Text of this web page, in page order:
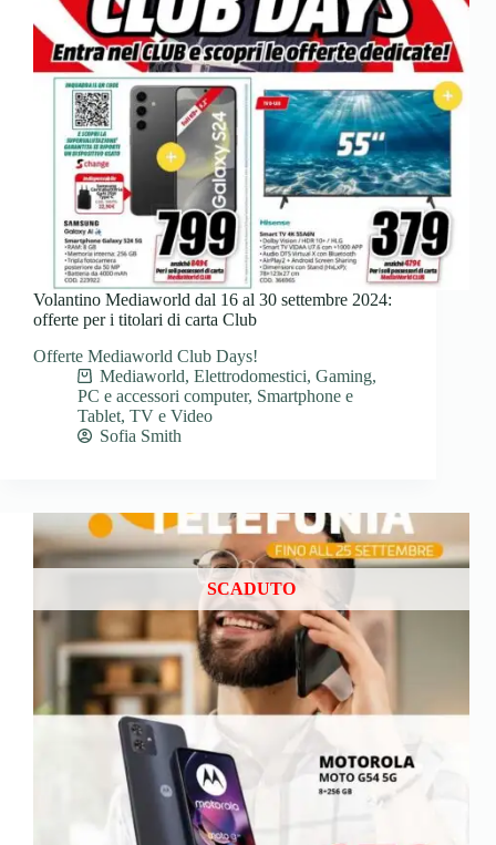
Volantino Mediaworld dal 16 al 30 settembre 2024:
offerte per i titolari di carta Club
Offerte Mediaworld Club Days!
Mediaworld, Elettrodomestici, Gaming,
PC e accessori computer, Smartphone e
Tablet, TV e Video
Sofia Smith
SCADUTO